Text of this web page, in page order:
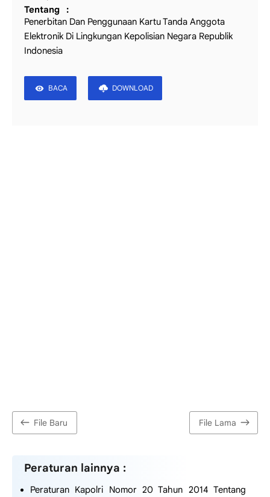
Tentang
Penerbitan Dan Penggunaan Kartu Tanda Anggota
Elektronik Di Lingkungan Kepolisian Negara Republik
Indonesia
BACA DOWNLOAD
File Baru File Lama
Peraturan lainnya :
Peraturan Kapolri Nomor 20 Tahun 2014 Tentang